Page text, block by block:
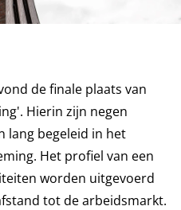
de finale plaats van
Hierin zijn negen
lang begeleid in het
Het profiel van een
worden uitgevoerd
tot de arbeidsmarkt.